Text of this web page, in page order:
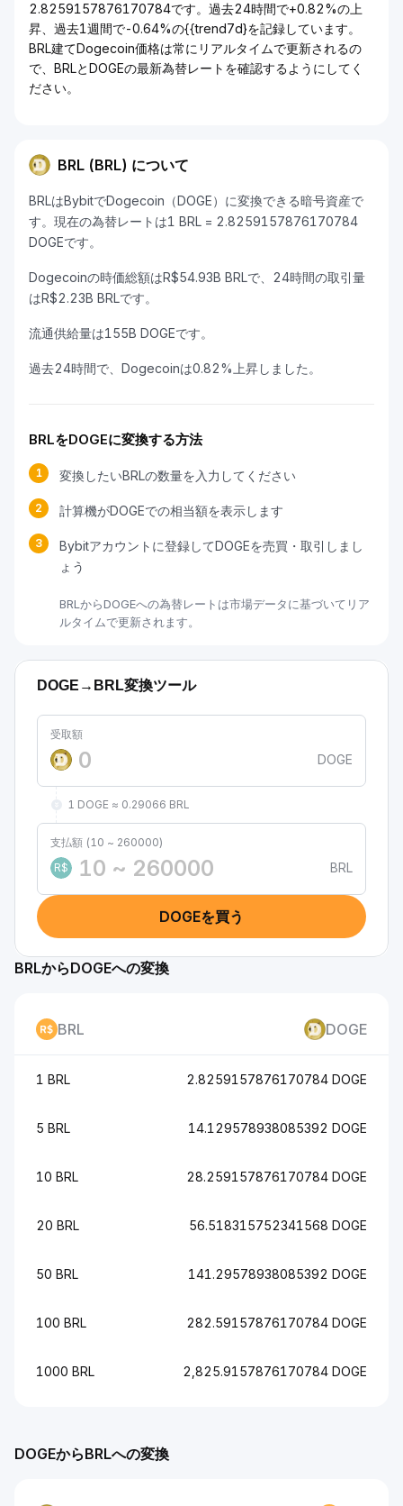
2.8259157876170784です。過去24時間で+0.82%の上
昇、過去1週間で-0.64%の{{trend7d}を記録しています。
BRL建てDogecoin価格は常にリアルタイムで更新されるの
で、BRLとDOGEの最新為替レートを確認するようにしてく
ださい。
BRL (BRL) について
BRLはBybitでDogecoin（DOGE）に変換できる暗号資産で
す。現在の為替レートは1 BRL = 2.8259157876170784
DOGEです。
Dogecoinの時価総額はR$54.93B BRLで、24時間の取引量
はR$2.23B BRLです。
流通供給量は155B DOGEです。
過去24時間で、Dogecoinは0.82%上昇しました。
BRLをDOGEに変換する方法
1 変換したいBRLの数量を入力してください
2 計算機がDOGEでの相当額を表示します
3
Bybitアカウントに登録してDOGEを売買・取引しまし
ょう
BRLからDOGEへの為替レートは市場データに基づいてリア
ルタイムで更新されます。
DOGE→BRL変換ツール
受取額
DOGE
1 DOGE ≈ 0.29066 BRL
支払額 (10 ~ 260000)
R$
BRL
DOGEを買う
DOGEからBRLへの変換
BRLからDOGEへの変換
BRL DOGE
1 BRL 2.8259157876170784 DOGE
5 BRL 14.129578938085392 DOGE
10 BRL 28.259157876170784 DOGE
20 BRL 56.518315752341568 DOGE
50 BRL 141.29578938085392 DOGE
100 BRL 282.59157876170784 DOGE
1000 BRL 2,825.9157876170784 DOGE